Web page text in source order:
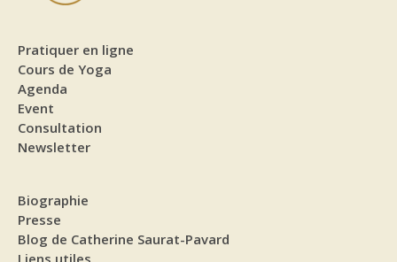
Pratiquer en ligne
Cours de Yoga
Agenda
Event
Consultation
Newsletter
Biographie
Presse
Blog de Catherine Saurat-Pavard
Liens utiles